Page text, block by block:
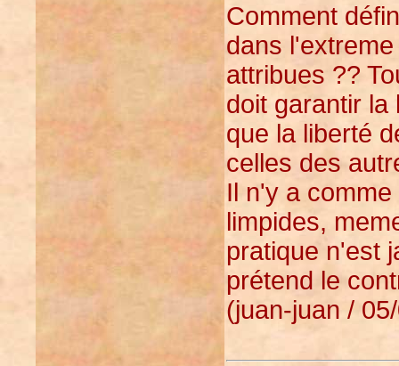
Comment
dans
attribues ??
doit garantir la
que la liberté
celles des
Il n'y a
limpides,
pratique n'est
prétend le
(juan-juan /